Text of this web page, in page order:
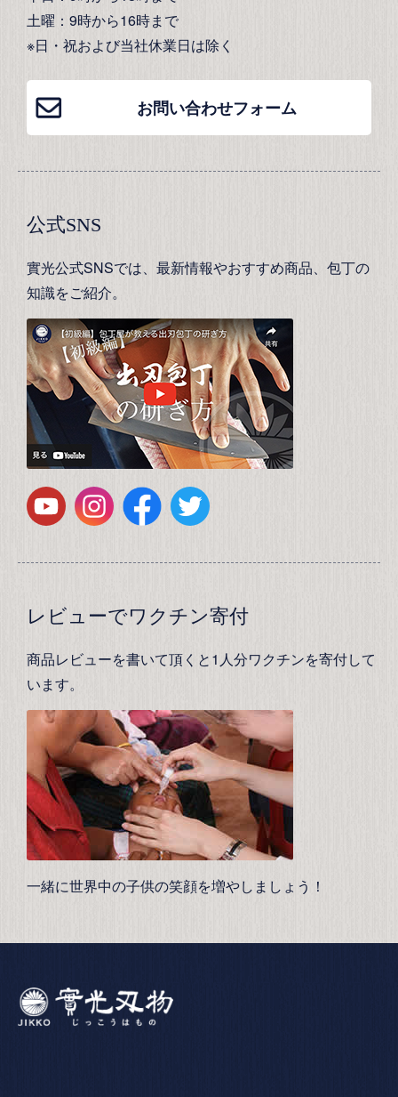
土曜：9時から16時まで
※日・祝および当社休業日は除く
お問い合わせフォーム
公式SNS
實光公式SNSでは、最新情報やおすすめ商品、包丁の
知識をご紹介。
レビューでワクチン寄付
商品レビューを書いて頂くと1人分ワクチンを寄付して
います。
一緒に世界中の子供の笑顔を増やしましょう！